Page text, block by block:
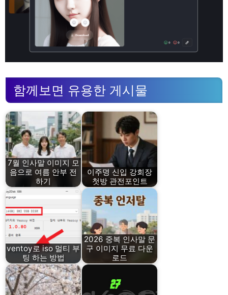
함께보면 유용한 게시물
7월 인사말 이미지 모
음으로 여름 안부 전
하기
이주명 신입 강회장
첫방 관전포인트
ventoy로 iso 멀티 부
팅 하는 방법
2026 중복 인사말 문
구 이미지 무료 다운
로드